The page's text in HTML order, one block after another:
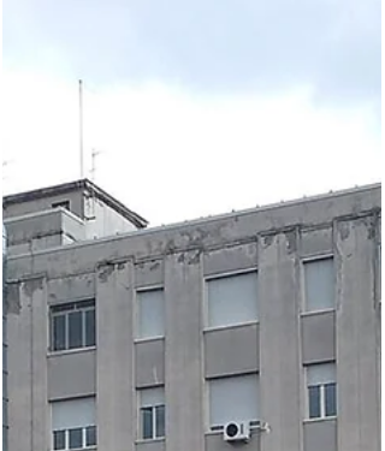
Tempo di lettura: 3 min
Praia a Mare, scontro in consiglio:
abbandona l'aula e fa saltare il numero legale